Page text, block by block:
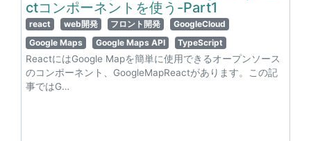
ctコンポーネントを使う-Part1
react web開発 フロント開発
GoogleCloud
Google Maps
Google Maps API TypeScript
ReactにはGoogle Mapを簡単に使用できるオープンソース
のコンポーネント、GoogleMapReactがあります。この記
事ではG…